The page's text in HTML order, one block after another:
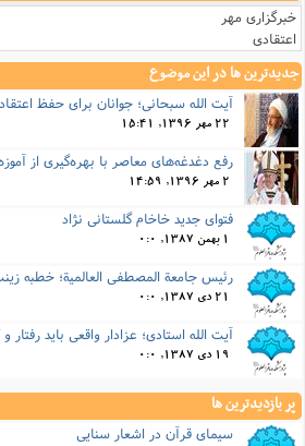
خبرگزاری مهر
اعتقادی
جدیدترین ها در این موضوع
22 مهر 1396, 15:41
رفع دغدغه‌های معاصر با بهره‌گیری از
2 مهر 1396, 14:59
فتوای جدید خاخام گلستانی نژاد
21 دی 1387, 0:0
آیت الله استادی؛ عزادار واقعی باید
19 دی 1387, 0:0
پر بازدیدترین ها
سیمای قرآن در اشعار سنایی